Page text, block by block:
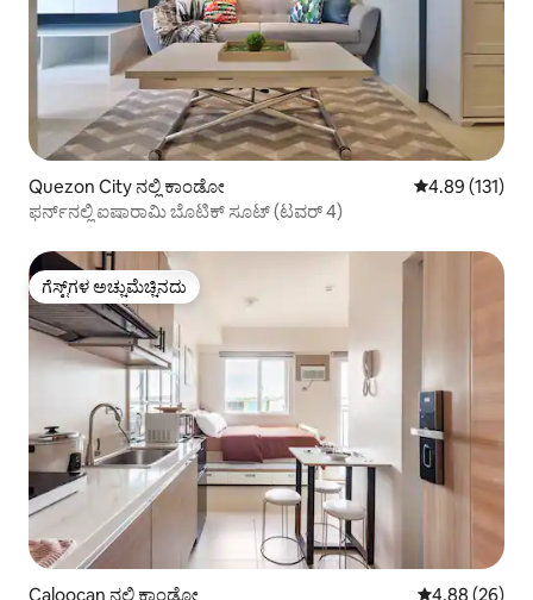
Quezon City ನಲ್ಲಿ ಕಾಂಡೋ 5 ರಲ್ಲಿ 4.89
4.89 (131)
ಫರ್ನ್‌ನಲ್ಲಿ ಐಷಾರಾಮಿ ಬೊಟಿಕ್ ಸೂಟ್ (ಟವರ್ 4)
ಗೆಸ್ಟ್‌ಗಳ ಅಚ್ಚುಮೆಚ್ಚಿನದು
ಗೆಸ್ಟ್‌ಗಳ ಅಚ್ಚುಮೆಚ್ಚಿನದು
Caloocan ನಲ್ಲಿ ಕಾಂಡೋ 5 ರಲ್ಲಿ 4.88
4.88 (26)